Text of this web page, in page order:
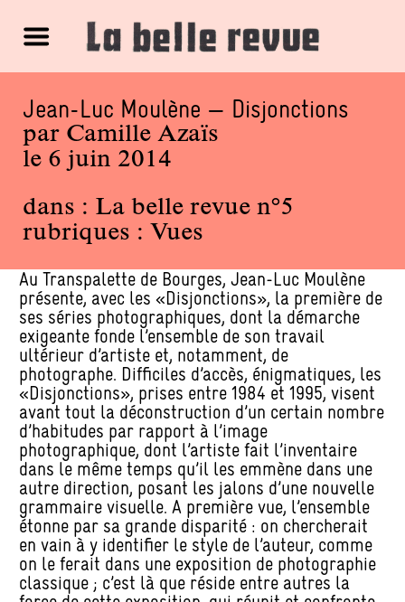
Jean-Luc Moulène — Disjonctions
par Camille Azaïs
le 6 juin 2014
dans : La belle revue n°5
rubriques : Vues
Au Transpalette de Bourges, Jean-Luc Moulène
présente, avec les «Disjonctions», la première de
ses séries photographiques, dont la démarche
exigeante fonde l’ensemble de son travail
ultérieur d’artiste et, notamment, de
photographe. Difficiles d’accès, énigmatiques, les
«Disjonctions», prises entre 1984 et 1995, visent
avant tout la déconstruction d’un certain nombre
d’habitudes par rapport à l’image
photographique, dont l’artiste fait l’inventaire
dans le même temps qu’il les emmène dans une
autre direction, posant les jalons d’une nouvelle
grammaire visuelle. A première vue, l’ensemble
étonne par sa grande disparité : on chercherait
en vain à y identifier le style de l’auteur, comme
on le ferait dans une exposition de photographie
classique ; c’est là que réside entre autres la